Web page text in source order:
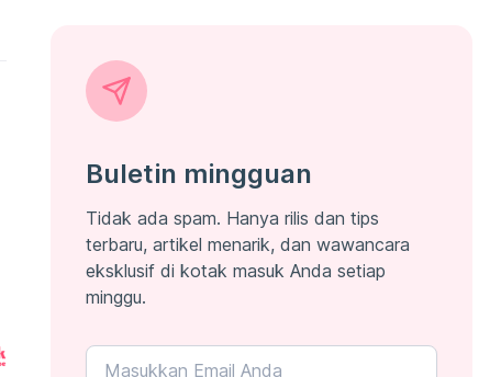
Buletin mingguan
Tidak ada spam. Hanya rilis dan tips
terbaru, artikel menarik, dan wawancara
eksklusif di kotak masuk Anda setiap
minggu.